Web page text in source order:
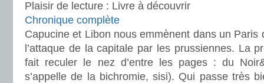
Plaisir de lecture : Livre à découvrir
Chronique complète
Capucine et Libon nous emmènent dans un Paris
l’attaque de la capitale par les prussiennes. La
fait reculer le nez d’entre les pages : du
s’appelle de la bichromie, sisi). Qui passe très